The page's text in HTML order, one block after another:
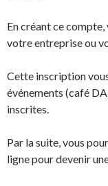
En créant ce
votre entreprise ou
Cette inscription
événements (café
inscrites.
Par la suite, vous
ligne pour devenir